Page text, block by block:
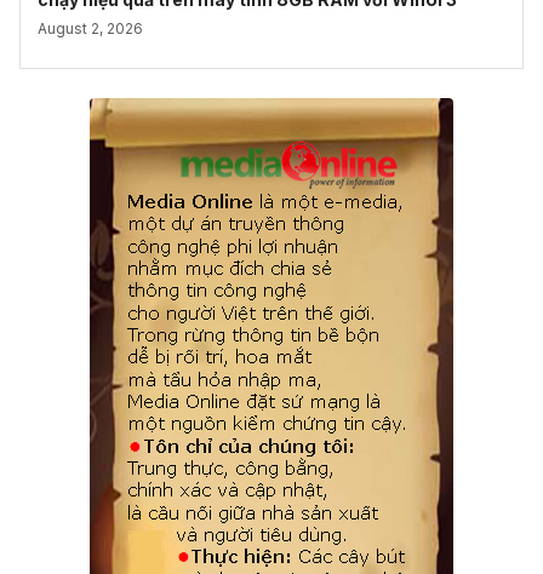
August 2, 2026